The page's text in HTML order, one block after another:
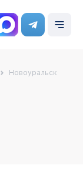
Новоуральск